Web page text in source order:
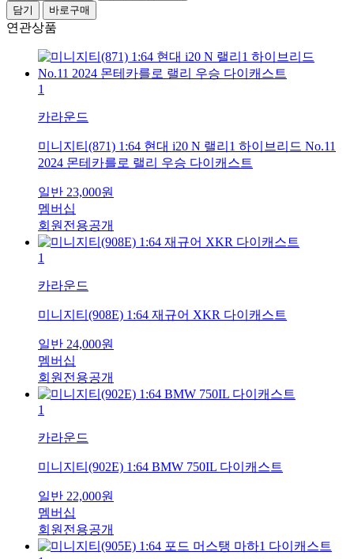
담기
바로구매
연관상품
1
카라운드
미니지티(871) 1:64 현대 i20 N 랠리1 하이브리드 No.11
2024 몬테카를로 랠리 우승 다이캐스트
일반 23,000원
멤버십
회원전용공개
1
카라운드
미니지티(908E) 1:64 재규어 XKR 다이캐스트
일반 24,000원
멤버십
회원전용공개
1
카라운드
미니지티(902E) 1:64 BMW 750IL 다이캐스트
일반 22,000원
멤버십
회원전용공개